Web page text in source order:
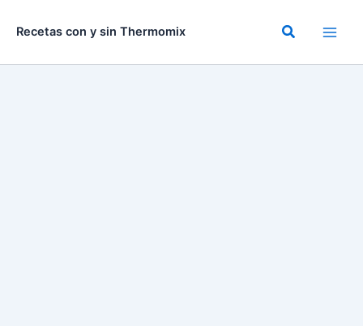
Recetas con y sin Thermomix Buscar